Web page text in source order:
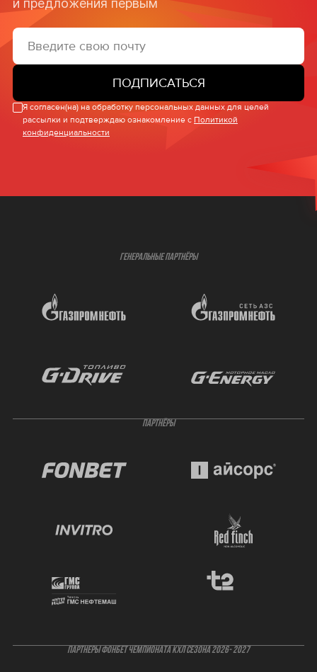
и предложения первым
ПОДПИСАТЬСЯ
Я согласен(на) на обработку персональных данных для целей
рассылки и подтверждаю ознакомление с Политикой
конфиденциальности
ГЕНЕРАЛЬНЫЕ ПАРТНЁРЫ
ПАРТНЁРЫ
ПАРТНЕРЫ ФОНБЕТ ЧЕМПИОНАТА КХЛ СЕЗОНА 2026- 2027